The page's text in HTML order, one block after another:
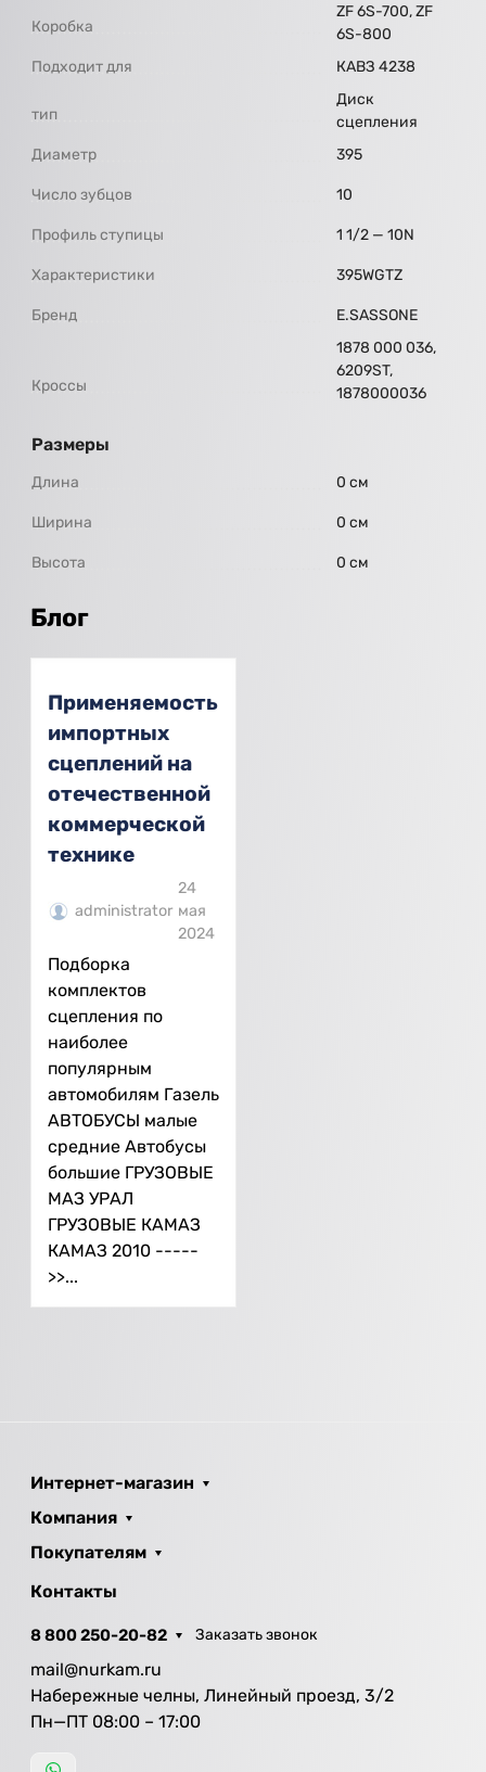
Коробка
ZF 6S-700, ZF
6S-800
Подходит для
КАВЗ 4238
тип
Диск
сцепления
Диаметр
395
Число зубцов 10
Профиль ступицы 1 1/2 — 10N
Характеристики 395WGTZ
Бренд E.SASSONE
Кроссы
1878 000 036,
6209ST,
1878000036
Размеры
Длина 0 см
Ширина 0 см
Высота 0 см
Блог
Применяемость
импортных
сцеплений на
отечественной
коммерческой
технике
administrator
24
мая
2024
Подборка
комплектов
сцепления по
наиболее
популярным
автомобилям Газель
АВТОБУСЫ малые
средние Автобусы
большие ГРУЗОВЫЕ
МАЗ УРАЛ
ГРУЗОВЫЕ КАМАЗ
КАМАЗ 2010 -----
>>...
Интернет-магазин
Компания
Покупателям
Контакты
8 800 250-20-82 Заказать звонок
mail@nurkam.ru
Набережные челны, Линейный проезд, 3/2
Пн—ПТ 08:00 – 17:00